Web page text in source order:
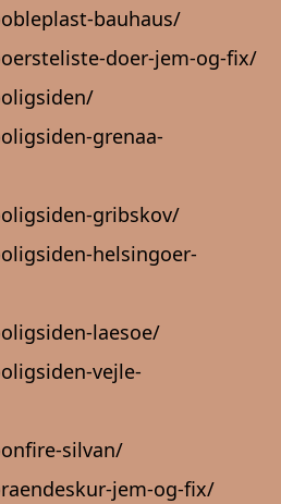
bauhaus/
doer-jem-og-fix/
grenaa-
gribskov/
helsingoer-
laesoe/
vejle-
silvan/
jem-og-fix/